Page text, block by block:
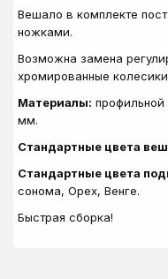
Вешало в комплекте
ножками.
Возможна замена
хромированные
Материалы:
мм.
Стандартные цвета
Стандартные цвета
сонома, Орех, Венге.
Быстрая сборка!